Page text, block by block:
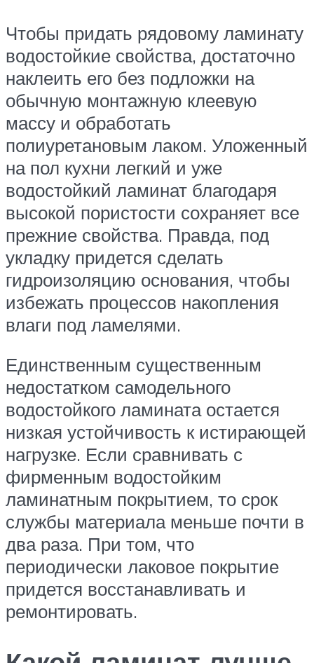
Чтобы придать рядовому ламинату
водостойкие свойства, достаточно
наклеить его без подложки на
обычную монтажную клеевую
массу и обработать
полиуретановым лаком. Уложенный
на пол кухни легкий и уже
водостойкий ламинат благодаря
высокой пористости сохраняет все
прежние свойства. Правда, под
укладку придется сделать
гидроизоляцию основания, чтобы
избежать процессов накопления
влаги под ламелями.
Единственным существенным
недостатком самодельного
водостойкого ламината остается
низкая устойчивость к истирающей
нагрузке. Если сравнивать с
фирменным водостойким
ламинатным покрытием, то срок
службы материала меньше почти в
два раза. При том, что
периодически лаковое покрытие
придется восстанавливать и
ремонтировать.